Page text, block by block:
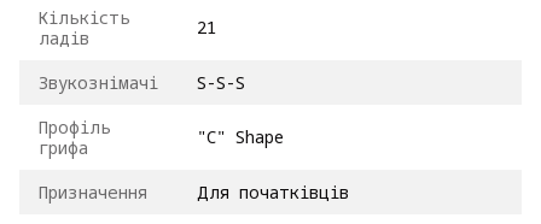
Кількість
ладів
21
Звукознімачі
S-S-S
Профіль
грифа
"C" Shape
Призначення Для початківців